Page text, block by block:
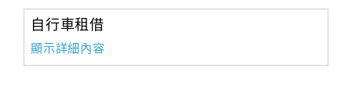
自行車租借
顯示詳細內容